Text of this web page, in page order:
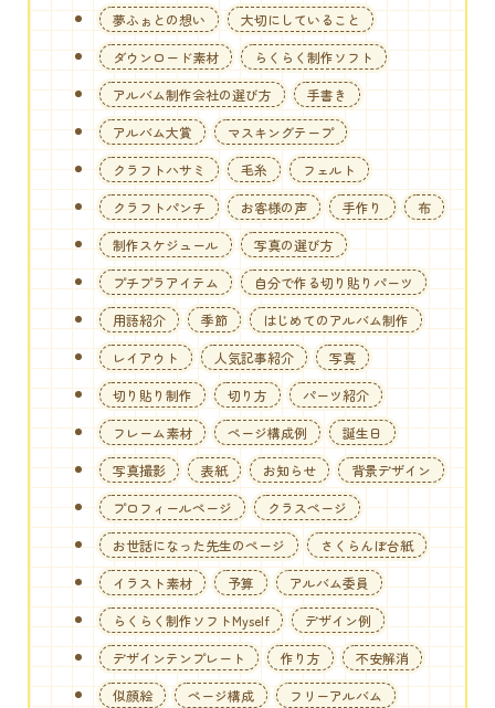
夢ふぉとの想い
大切にしていること
ダウンロード素材
らくらく制作ソフト
アルバム制作会社の選び方
手書き
アルバム大賞
マスキングテープ
クラフトハサミ
毛糸
フェルト
クラフトパンチ
お客様の声 手作り
布
制作スケジュール
写真の選び方
プチプラアイテム
自分で作る切り貼りパーツ
用語紹介
季節
はじめてのアルバム制作
レイアウト
人気記事紹介
写真
切り貼り制作
切り方
パーツ紹介
フレーム素材
ページ構成例
誕生日
写真撮影
表紙 お知らせ
背景デザイン
プロフィールページ
クラスページ
お世話になった先生のページ
さくらんぼ台紙
イラスト素材
予算
アルバム委員
らくらく制作ソフトMyself
デザイン例
デザインテンプレート
作り方
不安解消
似顔絵
ページ構成
フリーアルバム